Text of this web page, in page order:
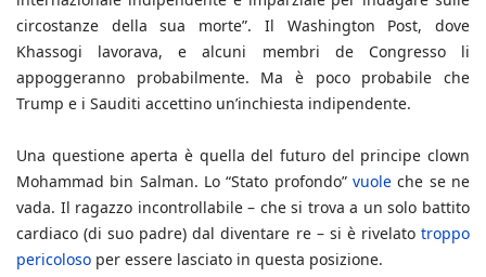
circostanze della sua morte”. Il Washington Post, dove
Khassogi lavorava, e alcuni membri de Congresso li
appoggeranno probabilmente. Ma è poco probabile che
Trump e i Sauditi accettino un’inchiesta indipendente.
Una questione aperta è quella del futuro del principe clown
Mohammad bin Salman. Lo “Stato profondo” vuole che se ne
vada. Il ragazzo incontrollabile – che si trova a un solo battito
cardiaco (di suo padre) dal diventare re – si è rivelato troppo
pericoloso per essere lasciato in questa posizione.